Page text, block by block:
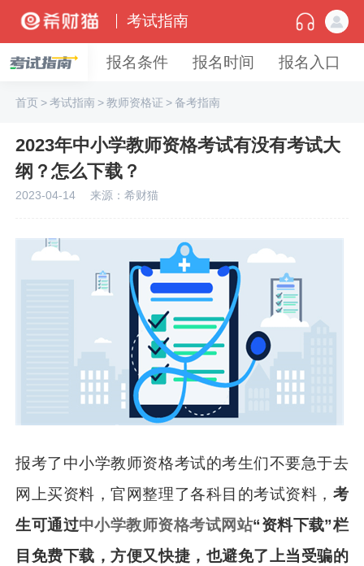
考试指南
报名条件 报名时间 报名入口
首页>考试指南>教师资格证 > 备考指南
2023年中小学教师资格考试有没有考试大
纲？怎么下载？
2023-04-14 来源：希财猫
报考了中小学教师资格考试的考生们不要急于去
网上买资料，官网整理了各科目的考试资料， 考
生可通过中小学教师资格考试网站“资料下载”栏
目免费下载，方便又快捷，也避免了上当受骗的